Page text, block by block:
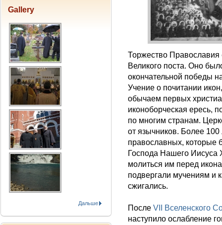
Торжество
Великого поста. Оно
окончательной победы
Учение о почитании
обычаем первых
иконоборческая ересь,
по многим странам.
от язычников. Более 100
православных, которые
Господа Нашего Иисуса
молиться им перед
подвергали мучениям и
сжигались.
После VII Вселенского
наступило ослабление
Gallery
Дальше